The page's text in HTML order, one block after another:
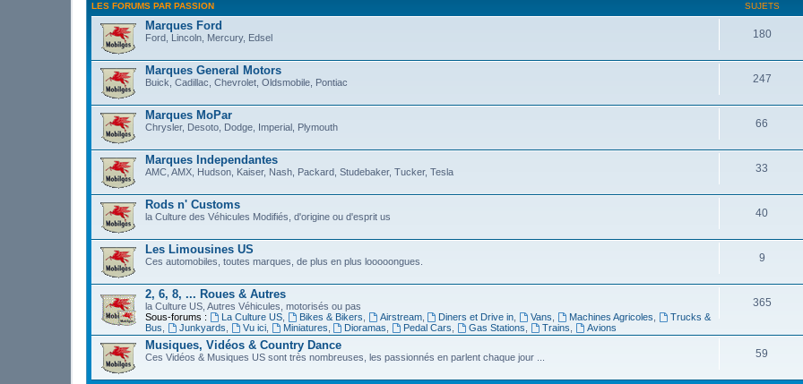
LES FORUMS PAR PASSION SUJETS
Marques Ford
Ford, Lincoln, Mercury, Edsel 180
Marques General Motors
Buick, Cadillac, Chevrolet, Oldsmobile, Pontiac 247
Marques MoPar
Chrysler, Desoto, Dodge, Imperial, Plymouth 66
Marques Independantes
AMC, AMX, Hudson, Kaiser, Nash, Packard, Studebaker, Tucker, Tesla 33
Rods n' Customs
la Culture des Véhicules Modifiés, d'origine ou d'esprit us 40
Les Limousines US
Ces automobiles, toutes marques, de plus en plus looooongues. 9
2, 6, 8, ... Roues & Autres
la Culture US, Autres Véhicules, motorisés ou pas
Sous-forums :
La Culture US, Bikes & Bikers Airstream, Diners et Drive in Vans Machines Agricoles
Trucks &
Bus
Junkyards Vu ici, Miniatures Dioramas Pedal Cars Gas Stations Trains Avions
365
Musiques, Vidéos & Country Dance
Ces Vidéos & Musiques US sont très nombreuses, les passionnés en parlent chaque jour ... 59